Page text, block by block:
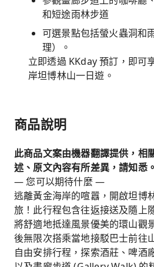
和短途雨林步道
可選景點包括螢火蟲洞和
理）。
立即透過 KKday 預訂，即可
岸坦博林山一日遊。
商品說明
此商品文案由機器翻譯提供，相
述、原文內容有所差異，請知悉。
— 您可以期待什麼 —
逃離黃金海岸的喧囂，開啟坦博
旅！此行程包含往返接送及隨上
將舒適地抵達風景優美的環山觀
後無限次搭乘當地接駁巴士前往
自由安排行程，探索酒莊、啤酒